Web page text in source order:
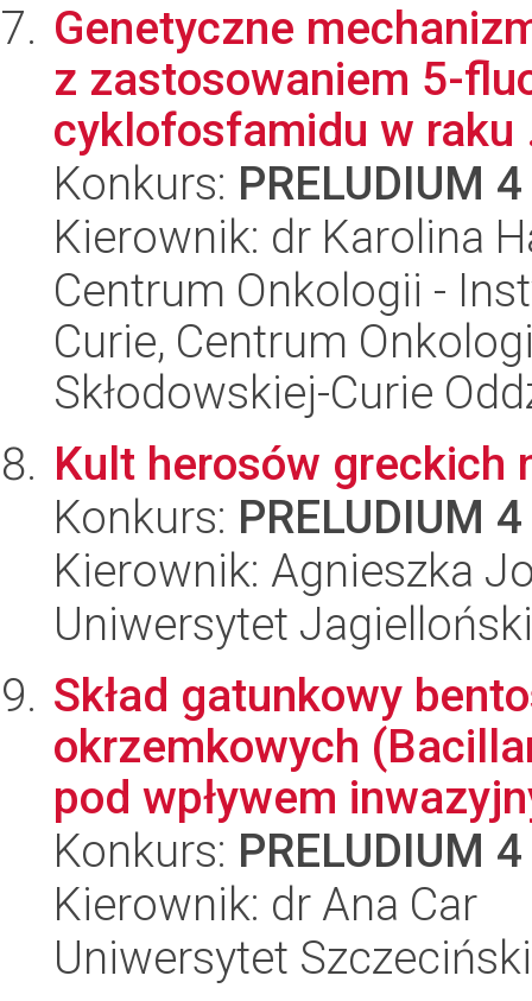
Genetyczne
z zastosowaniem 5-
cyklofosfamidu w raku
Konkurs: PRELUDIUM 4
Kierownik: dr Karolina
Centrum Onkologii -
Curie, Centrum
Skłodowskiej-Curie
Kult herosów greckich
Konkurs: PRELUDIUM 4
Kierownik: Agnieszka
Uniwersytet
Skład gatunkowy
okrzemkowych
pod wpływem
Konkurs: PRELUDIUM 4
Kierownik: dr Ana Car
Uniwersytet